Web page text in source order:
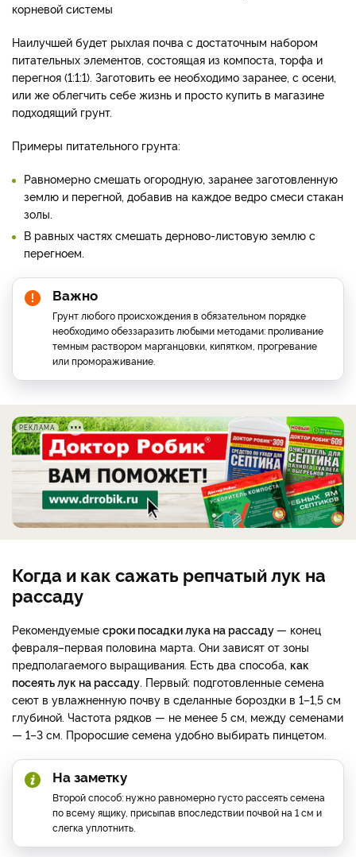
корневой системы
Наилучшей будет рыхлая почва с достаточным набором
питательных элементов, состоящая из компоста, торфа и
перегноя (1:1:1). Заготовить ее необходимо заранее, с осени,
или же облегчить себе жизнь и просто купить в магазине
подходящий грунт.
Примеры питательного грунта:
Равномерно смешать огородную, заранее заготовленную
землю и перегной, добавив на каждое ведро смеси стакан
золы.
В равных частях смешать дерново-листовую землю с
перегноем.
Важно
Грунт любого происхождения в обязательном порядке
необходимо обеззаразить любыми методами: проливание
темным раствором марганцовки, кипятком, прогревание
или промораживание.
РЕКЛАМА
Когда и как сажать репчатый лук на
рассаду
Рекомендуемые сроки посадки лука на рассаду— конец
февраля–первая половина марта. Они зависят от зоны
предполагаемого выращивания. Есть два способа, как
посеять лук на рассаду . Первый: подготовленные семена
сеют в увлажненную почву в сделанные бороздки в 1–1,5 см
глубиной. Частота рядков — не менее 5 см, между семенами
— 1–3 см. Проросшие семена удобно выбирать пинцетом.
На заметку
Второй способ: нужно равномерно густо рассеять семена
по всему ящику, присыпав впоследствии почвой на 1 см и
слегка уплотнить.